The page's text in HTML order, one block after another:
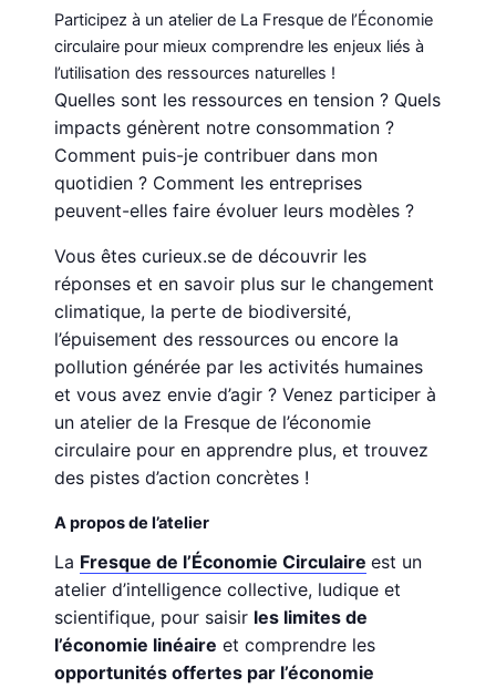
Participez à un atelier de La Fresque de l’Économie
circulaire pour mieux comprendre les enjeux liés à
l’utilisation des ressources naturelles !
Quelles sont les ressources en tension ? Quels
impacts génèrent notre consommation ?
Comment puis-je contribuer dans mon
quotidien ? Comment les entreprises
peuvent-elles faire évoluer leurs modèles ?
Vous êtes curieux.se de découvrir les
réponses et en savoir plus sur le changement
climatique, la perte de biodiversité,
l’épuisement des ressources ou encore la
pollution générée par les activités humaines
et vous avez envie d’agir ? Venez participer à
un atelier de la Fresque de l’économie
circulaire pour en apprendre plus, et trouvez
des pistes d’action concrètes !
A propos de l’atelier
La Fresque de l’Économie Circulaire est un
atelier d’intelligence collective, ludique et
scientifique, pour saisir les limites de
l’économie linéaire et comprendre les
opportunités offertes par l’économie